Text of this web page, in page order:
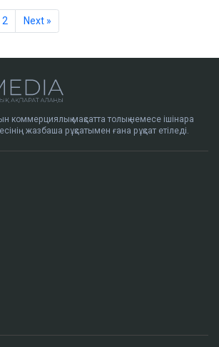
2 Next »
коммерциялық мақсатта толық немесе ішінара
жазбаша рұқсатымен ғана рұқсат етіледі.